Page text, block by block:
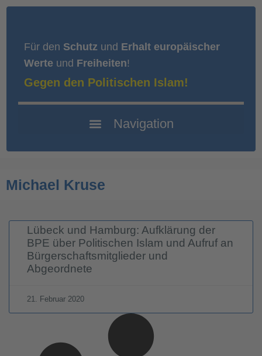
Für den Schutz und Erhalt europäischer
Werte und Freiheiten!
Gegen den Politischen Islam!
Michael Kruse
Lübeck und Hamburg: Aufklärung der
BPE über Politischen Islam und Aufruf an
Bürgerschaftsmitglieder und
Abgeordnete
21. Februar 2020